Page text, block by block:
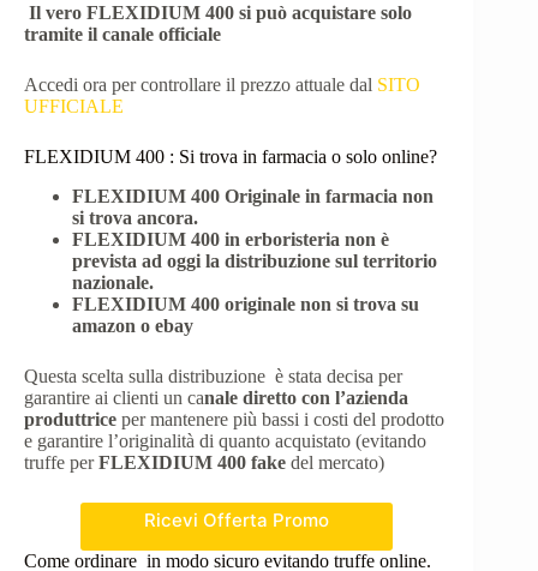
Il vero FLEXIDIUM 400 si può acquistare solo
tramite il canale officiale
Accedi ora per controllare il prezzo attuale dal SITO
UFFICIALE
FLEXIDIUM 400 : Si trova in farmacia o solo online?
FLEXIDIUM 400 Originale in farmacia non
si trova ancora.
FLEXIDIUM 400 in erboristeria non è
prevista ad oggi la distribuzione sul territorio
nazionale.
FLEXIDIUM 400 originale non si trova su
amazon o ebay
Questa scelta sulla distribuzione è stata decisa per
garantire ai clienti un canale diretto con l’azienda
produttrice per mantenere più bassi i costi del prodotto
e garantire l’originalità di quanto acquistato (evitando
truffe perFLEXIDIUM 400 fake del mercato)
Ricevi Offerta Promo
Come ordinare in modo sicuro evitando truffe online.